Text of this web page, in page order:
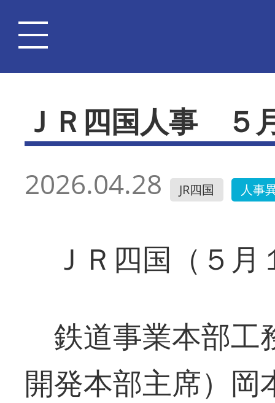
ＪＲ四国人事 ５
2026.04.28 JR四国 人事
ＪＲ四国（５月
鉄道事業本部工
開発本部主席）岡